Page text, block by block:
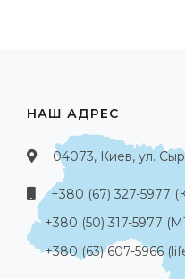
НАШ АДРЕС
04073, Киев, ул.
+380 (67) 327-5977
+380 (50) 317-5977
+380 (63) 607-5966